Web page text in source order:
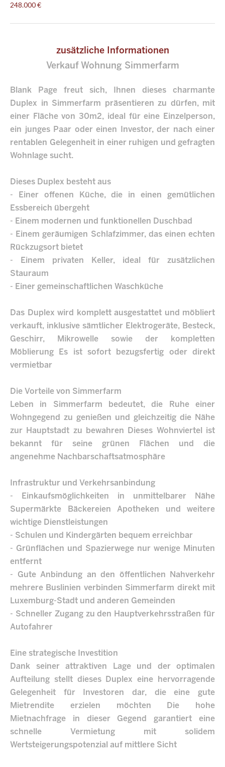
248.000 €
zusätzliche Informationen
Verkauf Wohnung Simmerfarm
Blank Page freut sich, Ihnen dieses charmante
Duplex in Simmerfarm präsentieren zu dürfen, mit
einer Fläche von 30m2, ideal für eine Einzelperson,
ein junges Paar oder einen Investor, der nach einer
rentablen Gelegenheit in einer ruhigen und gefragten
Wohnlage sucht.
Dieses Duplex besteht aus
- Einer offenen Küche, die in einen gemütlichen
Essbereich übergeht
- Einem modernen und funktionellen Duschbad
- Einem geräumigen Schlafzimmer, das einen echten
Rückzugsort bietet
- Einem privaten Keller, ideal für zusätzlichen
Stauraum
- Einer gemeinschaftlichen Waschküche
Das Duplex wird komplett ausgestattet und möbliert
verkauft, inklusive sämtlicher Elektrogeräte, Besteck,
Geschirr, Mikrowelle sowie der kompletten
Möblierung Es ist sofort bezugsfertig oder direkt
vermietbar
Die Vorteile von Simmerfarm
Leben in Simmerfarm bedeutet, die Ruhe einer
Wohngegend zu genießen und gleichzeitig die Nähe
zur Hauptstadt zu bewahren Dieses Wohnviertel ist
bekannt für seine grünen Flächen und die
angenehme Nachbarschaftsatmosphäre
Infrastruktur und Verkehrsanbindung
- Einkaufsmöglichkeiten in unmittelbarer Nähe
Supermärkte Bäckereien Apotheken und weitere
wichtige Dienstleistungen
- Schulen und Kindergärten bequem erreichbar
- Grünflächen und Spazierwege nur wenige Minuten
entfernt
- Gute Anbindung an den öffentlichen Nahverkehr
mehrere Buslinien verbinden Simmerfarm direkt mit
Luxemburg-Stadt und anderen Gemeinden
- Schneller Zugang zu den Hauptverkehrsstraßen für
Autofahrer
Eine strategische Investition
Dank seiner attraktiven Lage und der optimalen
Aufteilung stellt dieses Duplex eine hervorragende
Gelegenheit für Investoren dar, die eine gute
Mietrendite erzielen möchten Die hohe
Mietnachfrage in dieser Gegend garantiert eine
schnelle Vermietung mit solidem
Wertsteigerungspotenzial auf mittlere Sicht